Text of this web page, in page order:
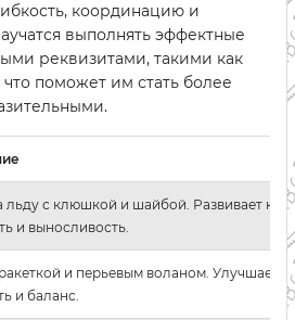
координацию и
выполнять эффектные
реквизитами, такими как
поможет им стать более
льду с клюшкой и шайбой. Развивает
и выносливость.
и перьевым воланом. Улучшает
и баланс.